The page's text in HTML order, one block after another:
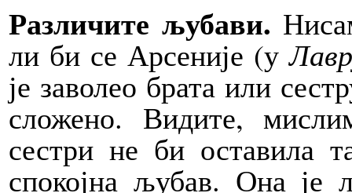
Различите љубави.
ли би се Арсеније (у
је заволео брата или
сложено. Видите,
сестри не би оставила
спокојна љубав. Она је